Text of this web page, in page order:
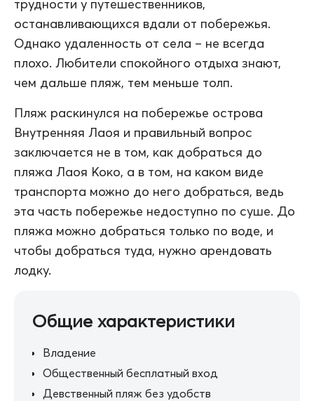
трудности у путешественников,
останавливающихся вдали от побережья.
Однако удаленность от села – не всегда
плохо. Любители спокойного отдыха знают,
чем дальше пляж, тем меньше толп.
Пляж раскинулся на побережье острова
Внутренняя Лаоя и правильный вопрос
заключается не в том, как добраться до
пляжа Лаоя Коко, а в том, на каком виде
транспорта можно до него добраться, ведь
эта часть побережье недоступно по суше. До
пляжа можно добраться только по воде, и
чтобы добраться туда, нужно арендовать
лодку.
Общие характеристики
Владение
Общественный бесплатный вход
Девственный пляж без удобств